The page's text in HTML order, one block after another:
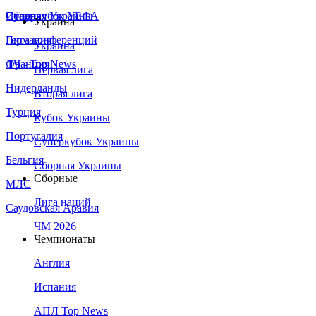
Сборная Украины
Италия
Германия
Франция
Нидерланды
Турция
Португалия
Бельгия
МЛС
Саудовская Аравия
Суперкубок УЕФА
Лига конференций
ЛЧ - Top News
Украина
Украина
Первая лига
Вторая лига
Кубок Украины
Суперкубок Украины
Сборная Украины
Сборные
Лига наций
ЧМ 2026
Чемпионаты
Англия
Испания
АПЛ Top News